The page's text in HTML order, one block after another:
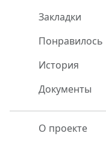
Закладки
Понравилось
История
Документы
О проекте